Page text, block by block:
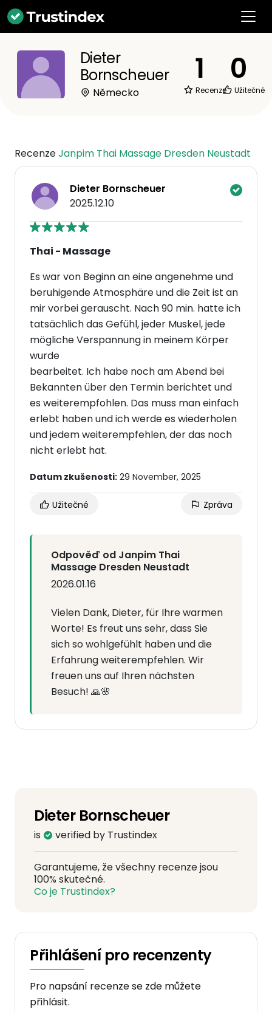
Dieter
Bornscheuer
Německo
1
Recenze
0
Užitečné
RecenzeJanpim Thai Massage Dresden Neustadt
Dieter Bornscheuer
2025.12.10
Thai - Massage
Es war von Beginn an eine angenehme und
beruhigende Atmosphäre und die Zeit ist an
mir vorbei gerauscht. Nach 90 min. hatte ich
tatsächlich das Gefühl, jeder Muskel, jede
mögliche Verspannung in meinem Körper
wurde
bearbeitet. Ich habe noch am Abend bei
Bekannten über den Termin berichtet und
es weiterempfohlen. Das muss man einfach
erlebt haben und ich werde es wiederholen
und jedem weiterempfehlen, der das noch
nicht erlebt hat.
Datum zkušenosti: 29 November, 2025
Užitečné Zpráva
Odpověď od Janpim Thai
Massage Dresden Neustadt
2026.01.16
Vielen Dank, Dieter, für Ihre warmen
Worte! Es freut uns sehr, dass Sie
sich so wohlgefühlt haben und die
Erfahrung weiterempfehlen. Wir
freuen uns auf Ihren nächsten
Besuch! 🙏🌸
Dieter Bornscheuer
is verified by Trustindex
Garantujeme, že všechny recenze jsou
100% skutečné.
Co je Trustindex?
Přihlášení pro recenzenty
Pro napsání recenze se zde můžete
přihlásit.